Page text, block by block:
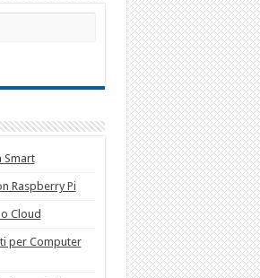
Smart
Raspberry Pi
Cloud
per Computer